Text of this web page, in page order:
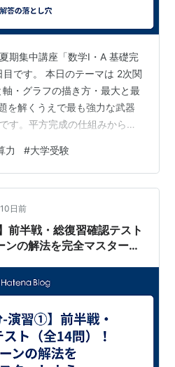
期集中講座「数学I・A 基礎完
です。 本日のテーマは 2次関
・グラフの描き方・最大と最
を解くうえで最も強力な武器
す。平方完成の仕組みからグ
ーしましょう！ 📖 1ページ
決定 💡 変形 は「ずらし」の
方完成と放物線の頂点・軸
の特定 📝 問1：問題と解説
き方と y 切片 💡 グラフを描く
力 #大学受験
10日前
前半戦・総復習確認テスト
ンの解法を完全マスターし